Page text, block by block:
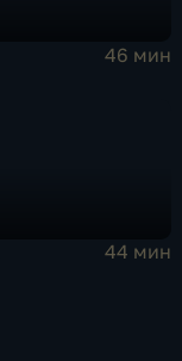
46 мин
44 мин